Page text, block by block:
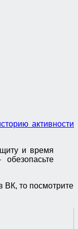
активности
и время
ВК, то посмотрите